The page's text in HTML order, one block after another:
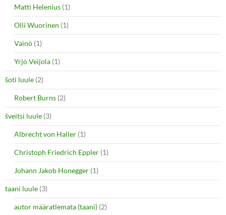
Matti Helenius (1)
Olli Wuorinen (1)
Vainö (1)
Yrjö Veijola (1)
šoti luule (2)
Robert Burns (2)
šveitsi luule (3)
Albrecht von Haller (1)
Christoph Friedrich Eppler (1)
Johann Jakob Honegger (1)
taani luule (3)
autor määratlemata (taani) (2)